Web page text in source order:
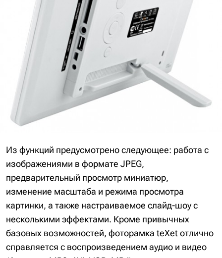
Из функций предусмотрено следующее: работа с
изображениями в формате JPEG,
предварительный просмотр миниатюр,
изменение масштаба и режима просмотра
картинки, а также настраиваемое слайд-шоу с
несколькими эффектами. Кроме привычных
базовых возможностей, фоторамка teXet отлично
справляется с воспроизведением аудио и видео